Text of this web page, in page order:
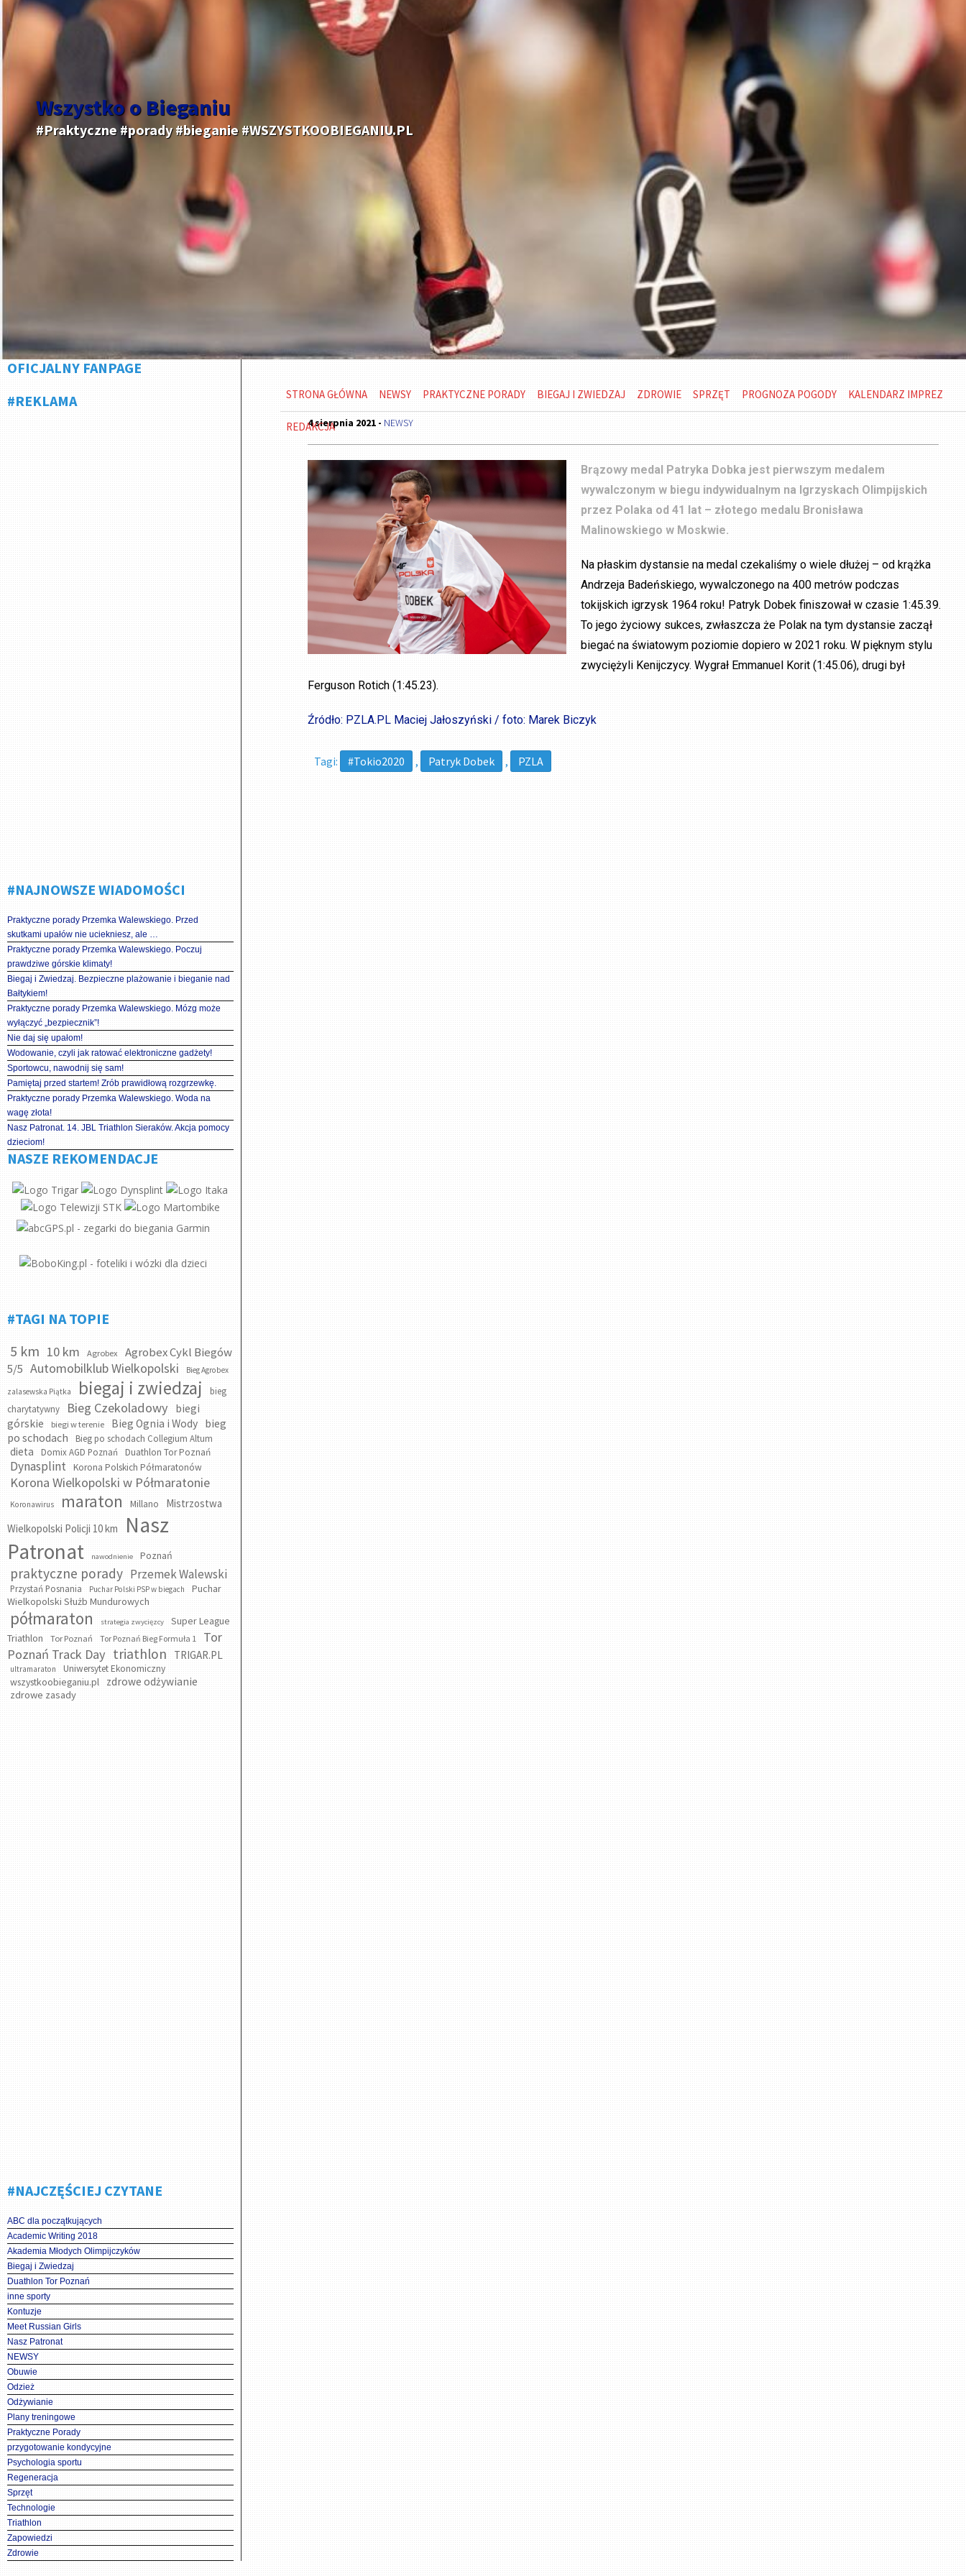
Wszystko o Bieganiu
#Praktyczne #porady #bieganie #WSZYSTKOOBIEGANIU.PL
OFICJALNY FANPAGE
#REKLAMA
#NAJNOWSZE WIADOMOŚCI
Praktyczne porady Przemka Walewskiego. Przed
skutkami upałów nie uciekniesz, ale …
Praktyczne porady Przemka Walewskiego. Poczuj
prawdziwe górskie klimaty!
Biegaj i Zwiedzaj. Bezpieczne plażowanie i bieganie nad
Bałtykiem!
Praktyczne porady Przemka Walewskiego. Mózg może
wyłączyć „bezpiecznik”!
Nie daj się upałom!
Wodowanie, czyli jak ratować elektroniczne gadżety!
Sportowcu, nawodnij się sam!
Pamiętaj przed startem! Zrób prawidłową rozgrzewkę.
Praktyczne porady Przemka Walewskiego. Woda na
wagę złota!
Nasz Patronat. 14. JBL Triathlon Sieraków. Akcja pomocy
dzieciom!
NASZE REKOMENDACJE
#TAGI NA TOPIE
5 km 10 km Agrobex
Agrobex Cykl Biegów
5/5 Automobilklub Wielkopolski Bieg Agrobex
zalasewska Piątka biegaj i zwiedzaj
bieg
charytatywny
Bieg Czekoladowy
biegi
górskie
biegi w terenie Bieg Ognia i Wody bieg
po schodach
Bieg po schodach Collegium Altum
dieta Domix AGD Poznań Duathlon Tor Poznań
Dynasplint Korona Polskich Półmaratonów
Korona Wielkopolski w Półmaratonie
Koronawirus maraton Millano
Mistrzostwa
Wielkopolski Policji 10 km
Nasz
Patronat
nawodnienie Poznań
praktyczne porady Przemek Walewski
Przystań Posnania Puchar Polski PSP w biegach
Puchar
Wielkopolski Służb Mundurowych
półmaraton strategia zwycięzcy
Super League
Triathlon
Tor Poznań Tor Poznań Bieg Formuła 1
Tor
Poznań Track Day triathlon TRIGAR.PL
ultramaraton Uniwersytet Ekonomiczny
wszystkoobieganiu.pl zdrowe odżywianie
zdrowe zasady
#NAJCZĘŚCIEJ CZYTANE
ABC dla początkujących
Academic Writing 2018
Akademia Młodych Olimpijczyków
Biegaj i Zwiedzaj
Duathlon Tor Poznań
inne sporty
Kontuzje
Meet Russian Girls
Nasz Patronat
NEWSY
Obuwie
Odzież
Odżywianie
Plany treningowe
Praktyczne Porady
przygotowanie kondycyjne
Psychologia sportu
Regeneracja
Sprzęt
Technologie
Triathlon
Zapowiedzi
Zdrowie
STRONA GŁÓWNA NEWSY PRAKTYCZNE PORADY BIEGAJ I ZWIEDZAJ ZDROWIE SPRZĘT PROGNOZA POGODY KALENDARZ IMPREZ
REDAKCJA
4 sierpnia 2021 - NEWSY
Brązowy medal Patryka Dobka jest pierwszym medalem
wywalczonym w biegu indywidualnym na Igrzyskach Olimpijskich
przez Polaka od 41 lat – złotego medalu Bronisława
Malinowskiego w Moskwie.
Na płaskim dystansie na medal czekaliśmy o wiele dłużej – od krążka
Andrzeja Badeńskiego, wywalczonego na 400 metrów podczas
tokijskich igrzysk 1964 roku! Patryk Dobek finiszował w czasie 1:45.39.
To jego życiowy sukces, zwłaszcza że Polak na tym dystansie zaczął
biegać na światowym poziomie dopiero w 2021 roku. W pięknym stylu
zwyciężyli Kenijczycy. Wygrał Emmanuel Korit (1:45.06), drugi był
Ferguson Rotich (1:45.23).
Źródło: PZLA.PL Maciej Jałoszyński / foto: Marek Biczyk
Tagi: #Tokio2020 , Patryk Dobek , PZLA